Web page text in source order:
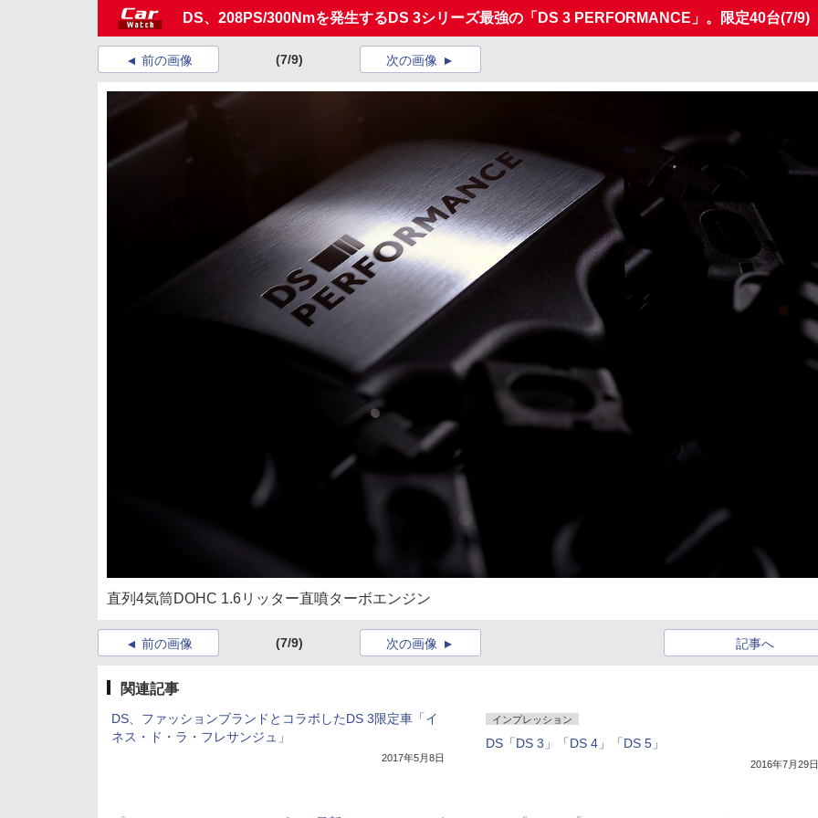
DS、208PS/300Nmを発生するDS 3シリーズ最強の「DS 3 PERFORMANCE」。限定40台(7/9)
前の画像 (7/9) 次の画像
直列4気筒DOHC 1.6リッター直噴ターボエンジン
前の画像 (7/9) 記事へ
次の画像
関連記事
DS、ファッションブランドとコラボしたDS 3限定車「イ
ネス・ド・ラ・フレサンジュ」
2017年5月8日
インプレッション
DS「DS 3」「DS 4」「DS 5」
2016年7月29日